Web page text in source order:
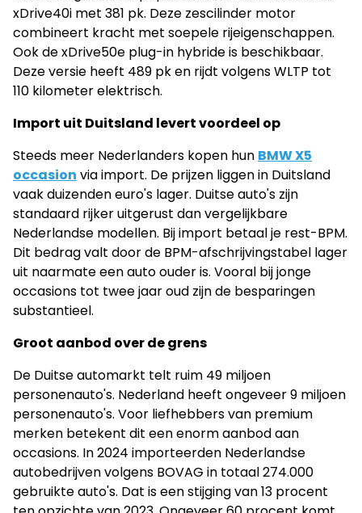
xDrive40i met 381 pk. Deze zescilinder motor
combineert kracht met soepele rijeigenschappen.
Ook de xDrive50e plug-in hybride is beschikbaar.
Deze versie heeft 489 pk en rijdt volgens WLTP tot
110 kilometer elektrisch.
Import uit Duitsland levert voordeel op
Steeds meer Nederlanders kopen hun BMW X5
occasion via import. De prijzen liggen in Duitsland
vaak duizenden euro's lager. Duitse auto's zijn
standaard rijker uitgerust dan vergelijkbare
Nederlandse modellen. Bij import betaal je rest-BPM.
Dit bedrag valt door de BPM-afschrijvingstabel lager
uit naarmate een auto ouder is. Vooral bij jonge
occasions tot twee jaar oud zijn de besparingen
substantieel.
Groot aanbod over de grens
De Duitse automarkt telt ruim 49 miljoen
personenauto's. Nederland heeft ongeveer 9 miljoen
personenauto's. Voor liefhebbers van premium
merken betekent dit een enorm aanbod aan
occasions. In 2024 importeerden Nederlandse
autobedrijven volgens BOVAG in totaal 274.000
gebruikte auto's. Dat is een stijging van 13 procent